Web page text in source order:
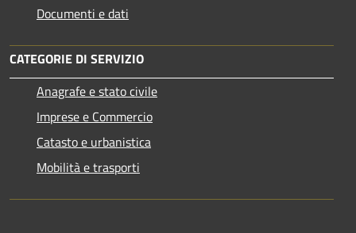
Documenti e dati
CATEGORIE DI SERVIZIO
Anagrafe e stato civile
Imprese e Commercio
Catasto e urbanistica
Mobilità e trasporti